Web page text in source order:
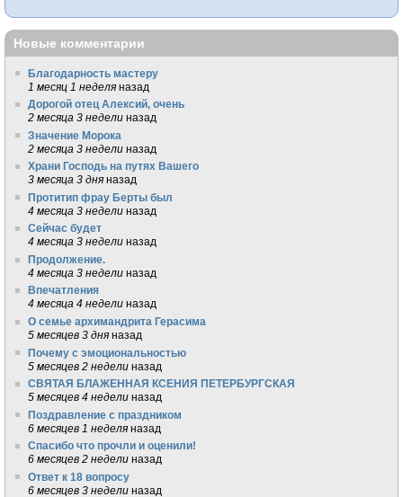
Новые комментарии
Благодарность мастеру
1 месяц 1 неделя назад
Дорогой отец Алексий, очень
2 месяца 3 недели назад
Значение Морока
2 месяца 3 недели назад
Храни Господь на путях Вашего
3 месяца 3 дня назад
Протитип фрау Берты был
4 месяца 3 недели назад
Сейчас будет
4 месяца 3 недели назад
Продолжение.
4 месяца 3 недели назад
Впечатления
4 месяца 4 недели назад
О семье архимандрита Герасима
5 месяцев 3 дня назад
Почему с эмоциональностью
5 месяцев 2 недели назад
СВЯТАЯ БЛАЖЕННАЯ КСЕНИЯ ПЕТЕРБУРГСКАЯ
5 месяцев 4 недели назад
Поздравление с праздником
6 месяцев 1 неделя назад
Спасибо что прочли и оценили!
6 месяцев 2 недели назад
Ответ к 18 вопросу
6 месяцев 3 недели назад